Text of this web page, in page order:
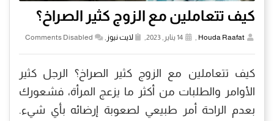
كيف تتعاملين مع الزوج كثير الصراخ؟
Houda Raafat لايت نيوز Comments Disabled
كيف تتعاملين مع الزوج كثير الصراخ؟ الرجل كثير
الأوامر والطلبات من أكثر ما يزعج المرأة، فشعورك
بعدم الراحة أمر طبيعي لصعوبة إرضائه بأي شيء.